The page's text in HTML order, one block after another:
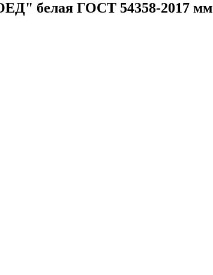
белая ГОСТ 54358-2017 мм